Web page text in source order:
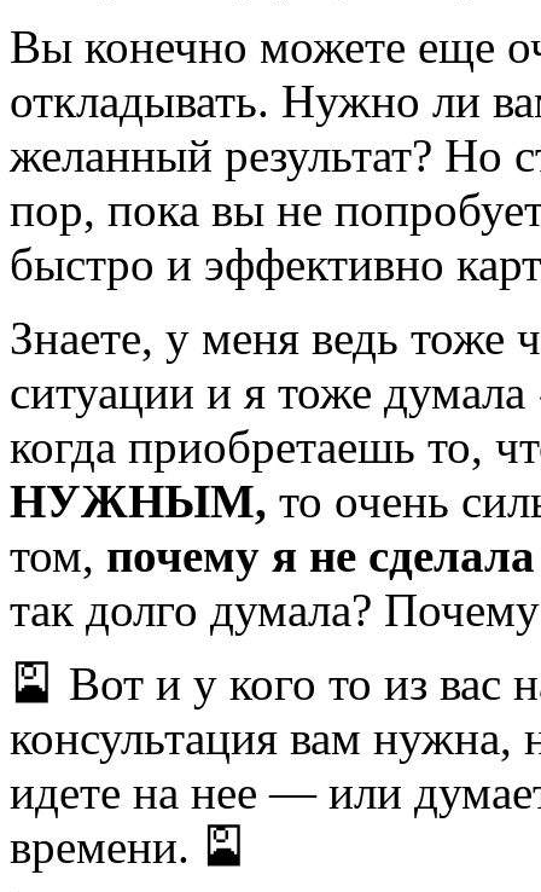
Вы конечно можете еще
откладывать. Нужно ли
желанный результат? Но
пор, пока вы не
быстро и эффективно
Знаете, у меня ведь тоже
ситуации и я тоже
когда приобретаешь
НУЖНЫМ, то очень
том, почему я не
так долго думала?
🎴 Вот и у кого то из вас
консультация вам нужна,
идете на нее — или
времени. 🎴